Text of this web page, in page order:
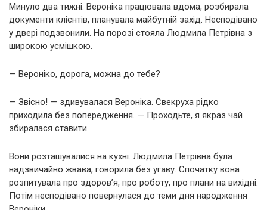
Минуло два тижні. Вероніка працювала вдома, розбирала
документи клієнтів, планувала майбутній захід. Несподівано
у двері подзвонили. На порозі стояла Людмила Петрівна з
широкою усмішкою.
— Вероніко, дорога, можна до тебе?
— Звісно! — здивувалася Вероніка. Свекруха рідко
приходила без попередження. — Проходьте, я якраз чай
збиралася ставити.
Вони розташувалися на кухні. Людмила Петрівна була
надзвичайно жвава, говорила без угаву. Спочатку вона
розпитувала про здоров’я, про роботу, про плани на вихідні.
Потім несподівано повернулася до теми дня народження